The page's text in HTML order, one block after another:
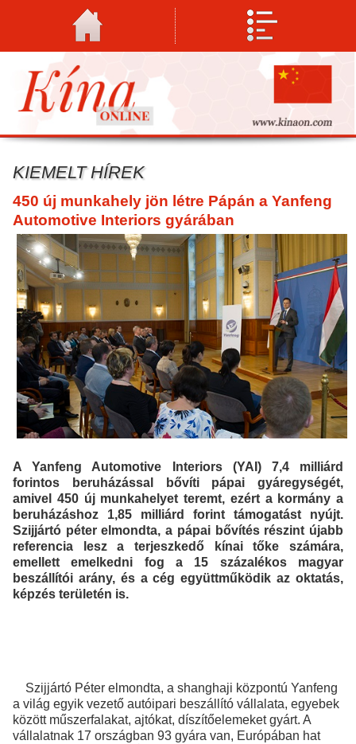
KIEMELT HÍREK
450 új munkahely jön létre Pápán a Yanfeng
Automotive Interiors gyárában
A Yanfeng Automotive Interiors (YAI) 7,4 milliárd
forintos beruházással bővíti pápai gyáregységét,
amivel 450 új munkahelyet teremt, ezért a kormány a
beruházáshoz 1,85 milliárd forint támogatást nyújt.
Szijjártó péter elmondta, a pápai bővítés részint újabb
referencia lesz a terjeszkedő kínai tőke számára,
emellett emelkedni fog a 15 százalékos magyar
beszállítói arány, és a cég együttműködik az oktatás,
képzés területén is.
Szijjártó Péter elmondta, a shanghaji központú Yanfeng
a világ egyik vezető autóipari beszállító vállalata, egyebek
között műszerfalakat, ajtókat, díszítőelemeket gyárt. A
vállalatnak 17 országban 93 gyára van, Európában hat